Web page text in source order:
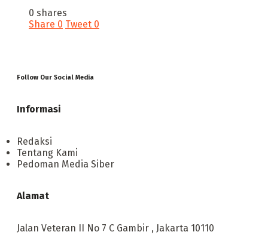
0 shares
Share 0 Tweet 0
Follow Our Social Media
Informasi
Redaksi
Tentang Kami
Pedoman Media Siber
Alamat
Jalan Veteran II No 7 C Gambir , Jakarta 10110